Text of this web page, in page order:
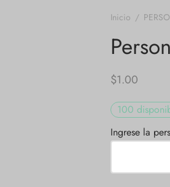
Inicio /
$1.00
100
Ingrese la